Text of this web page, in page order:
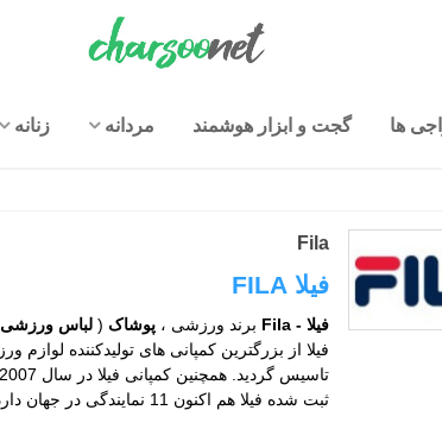
ها گجت و ابزار هوشمند مردانه زنانه
Fila
فیلا FILA
فیلا - Fila برند ورزشی ، پوشاک ( لباس ورزشی
ثبت شده فیلا هم اکنون 11 نمایندگی در جهان دارد و همچنین دفتر مرکزی آن در سئول پایتخت کره جنوبی می باشد.